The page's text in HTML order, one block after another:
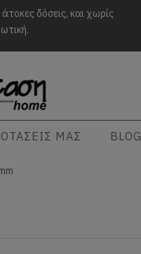
άτοκες δόσεις, και χωρίς
ΜΑΣ BLOG